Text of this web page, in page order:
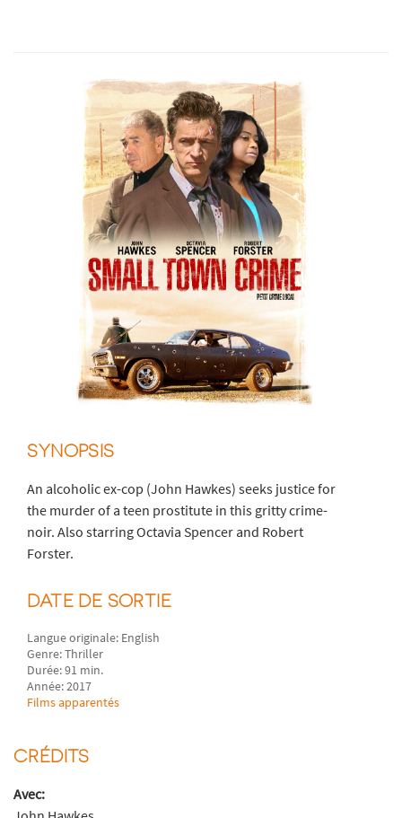
SYNOPSIS
An alcoholic ex-cop (John Hawkes) seeks justice for
the murder of a teen prostitute in this gritty crime-
noir. Also starring Octavia Spencer and Robert
Forster.
DATE DE SORTIE
Langue originale: English
Genre: Thriller
Durée: 91 min.
Année: 2017
Films apparentés
CRÉDITS
Avec: